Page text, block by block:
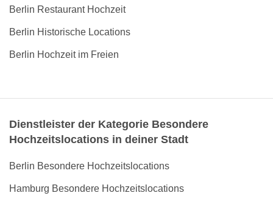
Berlin Restaurant Hochzeit
Berlin Historische Locations
Berlin Hochzeit im Freien
Dienstleister der Kategorie Besondere
Hochzeitslocations in deiner Stadt
Berlin Besondere Hochzeitslocations
Hamburg Besondere Hochzeitslocations